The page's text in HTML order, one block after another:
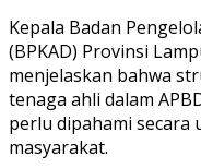
Kepala Badan
(BPKAD) Provinsi
menjelaskan bahwa
tenaga ahli dalam
perlu dipahami
masyarakat.